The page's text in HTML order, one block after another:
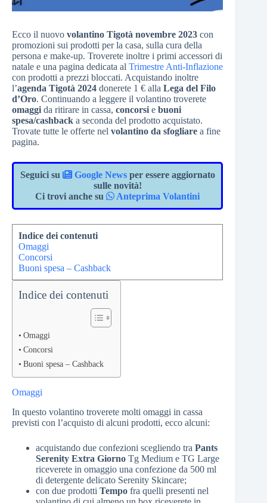
Ecco il nuovo volantino Tigotà novembre 2023 con
promozioni sui prodotti per la casa, sulla cura della
persona e make-up. Troverete inoltre i primi accessori di
natale e una pagina dedicata al Trimestre Anti-Inflazione
con prodotti a prezzi bloccati. Acquistando inoltre
l’agenda Tigotà 2024 donerete 1 € alla Lega del Filo
d’Oro. Continuando a leggere il volantino troverete
omaggi da ritirare in cassa, concorsi e buoni
spesa/cashback a seconda del prodotto acquistato.
Trovate tutte le offerte nel volantino da sfogliare a fine
pagina.
Seguici su Google Newsper essere aggiornato
sulle novità!
Ci trovi anche su
Anteprima Volantini
Indice dei contenuti
Omaggi
Concorsi
Buoni spesa – Cashback
Indice dei contenuti
Omaggi
Concorsi
Buoni spesa – Cashback
Omaggi
In questo volantino troverete molti omaggi in cassa
previsti con l’acquisto di alcuni prodotti, ecco alcuni:
acquistando due confezioni scegliendo tra Pants
Serenity Extra Giorno Tg Medium e TG Large
riceverete in omaggio una confezione da 500 ml
di detergente delicato Serenity Skincare;
con due prodotti Tempo fra quelli presenti nel